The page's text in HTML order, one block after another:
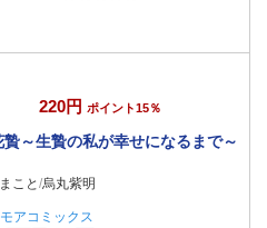
220円 ポイント15％
贄～生贄の私が幸せになるまで～
こと /烏丸紫明
アコミックス